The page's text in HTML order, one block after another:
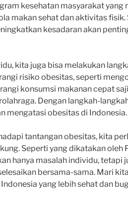
kesehatan masyarakat yang
makan sehat dan aktivitas fisik.
kesadaran akan
kita juga bisa melakukan
risiko obesitas, seperti
konsumsi makanan cepat
Dengan langkah-
mengatasi obesitas di Indonesia.
tantangan obesitas, kita
Seperti yang dikatakan oleh
hanya masalah individu, tetapi
bersama-sama. Mari
yang lebih sehat dan